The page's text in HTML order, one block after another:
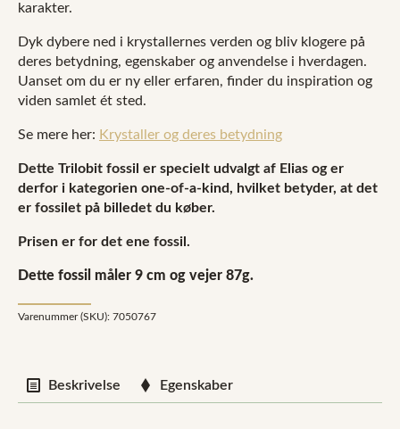
karakter.
Dyk dybere ned i krystallernes verden og bliv klogere på
deres betydning, egenskaber og anvendelse i hverdagen.
Uanset om du er ny eller erfaren, finder du inspiration og
viden samlet ét sted.
Se mere her: Krystaller og deres betydning
Dette Trilobit fossil er specielt udvalgt af Elias og er
derfor i kategorien one-of-a-kind, hvilket betyder, at det
er fossilet på billedet du køber.
Prisen er for det ene fossil.
Dette fossil måler 9 cm og vejer 87g.
Varenummer (SKU): 7050767
Beskrivelse Egenskaber